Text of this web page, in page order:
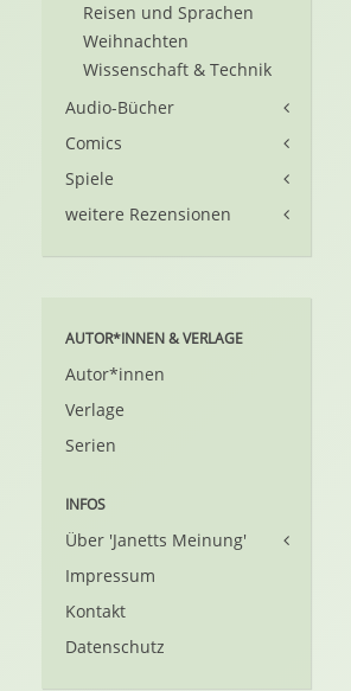
Reisen und Sprachen
Weihnachten
Wissenschaft & Technik
Audio-Bücher
Comics
Spiele
weitere Rezensionen
AUTOR*INNEN & VERLAGE
Autor*innen
Verlage
Serien
INFOS
Über 'Janetts Meinung'
Impressum
Kontakt
Datenschutz